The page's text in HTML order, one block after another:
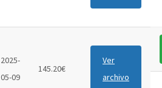
2025-
05-09
145.20€
Ver
archivo